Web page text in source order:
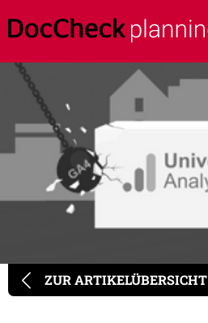
ZUR ARTIKELÜBERSICHT